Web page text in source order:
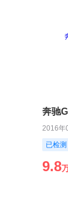
2016年
已检测
9.8